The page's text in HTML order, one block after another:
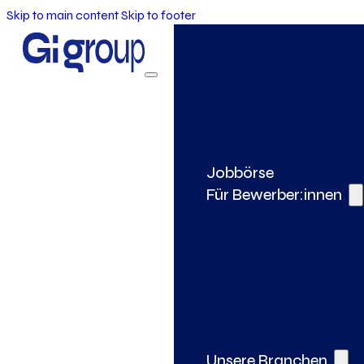
Skip to main contentSkip to footer
Jobbörse
Für Bewerber:innen